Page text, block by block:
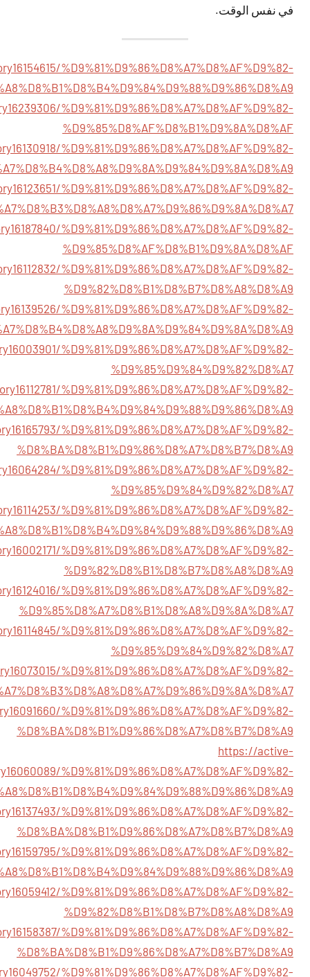
في نفس الوقت.
%D9%81%D9%86%D8%A7%D8%AF%D9%82-
%D9%81%D9%86%D8%A7%D8%AF%D9%82-
%D9%85%D8%AF%D8%B1%D9%8A%D8%AF
%D9%81%D9%86%D8%A7%D8%AF%D9%82-
%D9%81%D9%86%D8%A7%D8%AF%D9%82-
%D9%81%D9%86%D8%A7%D8%AF%D9%82-
%D9%85%D8%AF%D8%B1%D9%8A%D8%AF
%D9%81%D9%86%D8%A7%D8%AF%D9%82-
%D9%82%D8%B1%D8%B7%D8%A8%D8%A9
%D9%81%D9%86%D8%A7%D8%AF%D9%82-
%D9%81%D9%86%D8%A7%D8%AF%D9%82-
%D9%85%D9%84%D9%82%D8%A7
%D9%81%D9%86%D8%A7%D8%AF%D9%82-
%D9%81%D9%86%D8%A7%D8%AF%D9%82-
%D8%BA%D8%B1%D9%86%D8%A7%D8%B7%D8%A9
%D9%81%D9%86%D8%A7%D8%AF%D9%82-
%D9%85%D9%84%D9%82%D8%A7
%D9%81%D9%86%D8%A7%D8%AF%D9%82-
%D9%81%D9%86%D8%A7%D8%AF%D9%82-
%D9%82%D8%B1%D8%B7%D8%A8%D8%A9
%D9%81%D9%86%D8%A7%D8%AF%D9%82-
%D9%85%D8%A7%D8%B1%D8%A8%D9%8A%D8%A7
%D9%81%D9%86%D8%A7%D8%AF%D9%82-
%D9%85%D9%84%D9%82%D8%A7
%D9%81%D9%86%D8%A7%D8%AF%D9%82-
%D9%81%D9%86%D8%A7%D8%AF%D9%82-
%D8%BA%D8%B1%D9%86%D8%A7%D8%B7%D8%A9
https://active-
%D9%81%D9%86%D8%A7%D8%AF%D9%82-
%D9%81%D9%86%D8%A7%D8%AF%D9%82-
%D8%BA%D8%B1%D9%86%D8%A7%D8%B7%D8%A9
%D9%81%D9%86%D8%A7%D8%AF%D9%82-
%D9%81%D9%86%D8%A7%D8%AF%D9%82-
%D9%82%D8%B1%D8%B7%D8%A8%D8%A9
%D9%81%D9%86%D8%A7%D8%AF%D9%82-
%D8%BA%D8%B1%D9%86%D8%A7%D8%B7%D8%A9
%D9%81%D9%86%D8%A7%D8%AF%D9%82-